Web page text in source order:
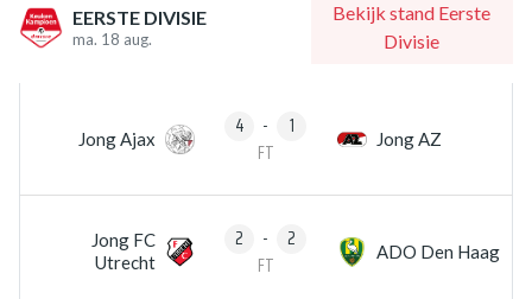
EERSTE DIVISIE
ma. 18 aug.
Bekijk stand Eerste
Divisie
Jong Ajax 4 -
1
FT
Jong AZ
Jong FC
Utrecht
2 -
2
FT
ADO Den Haag